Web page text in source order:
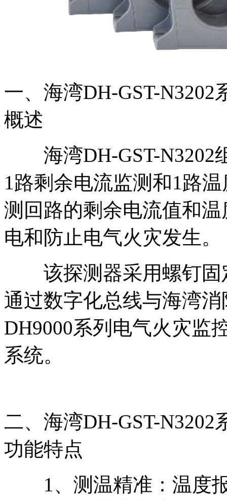
一、海湾DH-GST-N3202
概述
海湾DH-GST-N3202
1路剩余电流监测和1路
测回路的剩余电流值和
电和防止电气火灾发生。
该探测器采用螺钉固
通过数字化总线与海湾消
DH9000系列电气火灾监
系统。
二、海湾DH-GST-
功能特点
1、测温精准：温度